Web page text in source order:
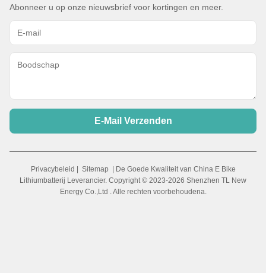
Abonneer u op onze nieuwsbrief voor kortingen en meer.
E-Mail Verzenden
Privacybeleid | Sitemap | De Goede Kwaliteit van China E Bike
Lithiumbatterij Leverancier. Copyright © 2023-2026 Shenzhen TL New
Energy Co.,Ltd . Alle rechten voorbehoudena.